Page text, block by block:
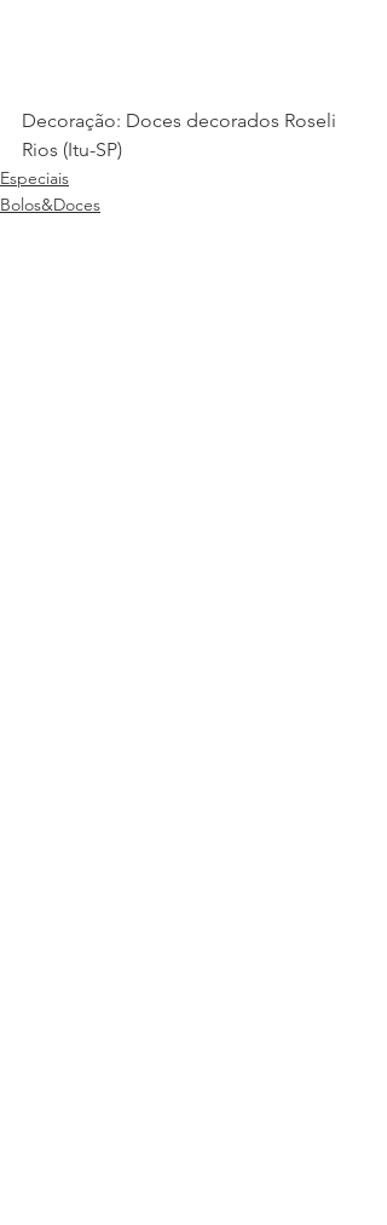
Decoração: Doces decorados Roseli
Rios (Itu-SP)
Especiais
Bolos&Doces